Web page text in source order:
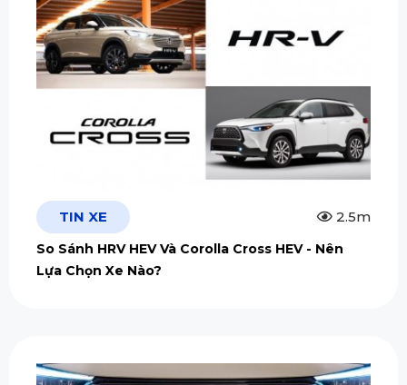
TIN XE 2.5m
So Sánh HRV HEV Và Corolla Cross HEV - Nên
Lựa Chọn Xe Nào?